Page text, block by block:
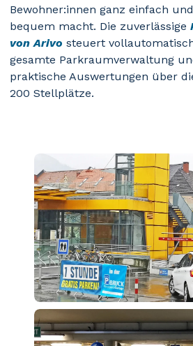
Bewohner:innen ganz einfach
bequem macht. Die zuverlässige
von Arivo steuert
gesamte Parkraumverwaltung
praktische Auswertungen über
200 Stellplätze.